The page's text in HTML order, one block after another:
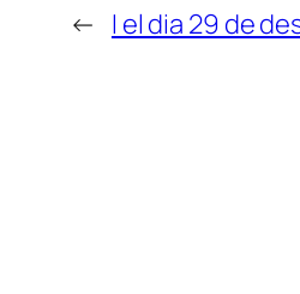
← I el dia 29 de